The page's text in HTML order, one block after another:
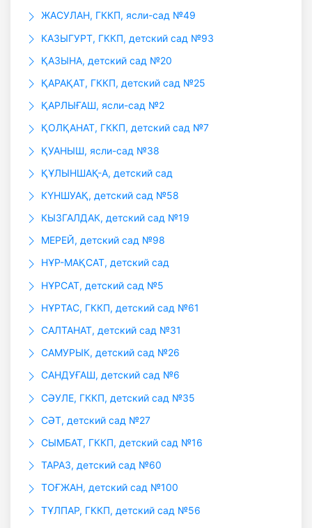
ЖАСУЛАН, ГККП, ясли-сад №49
КАЗЫГУРТ, ГККП, детский сад №93
ҚАЗЫНА, детский сад №20
ҚАРАҚАТ, ГККП, детский сад №25
ҚАРЛЫҒАШ, ясли-сад №2
ҚОЛҚАНАТ, ГККП, детский сад №7
ҚУАНЫШ, ясли-сад №38
ҚҰЛЫНШАҚ-А, детский сад
КҮНШУАҚ, детский сад №58
КЫЗГАЛДАК, детский сад №19
МЕРЕЙ, детский сад №98
НҰР-МАҚСАТ, детский сад
НҰРСАТ, детский сад №5
НҰРТАС, ГККП, детский сад №61
САЛТАНАТ, детский сад №31
САМУРЫК, детский сад №26
САНДУҒАШ, детский сад №6
СӘУЛЕ, ГККП, детский сад №35
СӘТ, детский сад №27
СЫМБАТ, ГККП, детский сад №16
ТАРАЗ, детский сад №60
ТОҒЖАН, детский сад №100
ТҰЛПАР, ГККП, детский сад №56